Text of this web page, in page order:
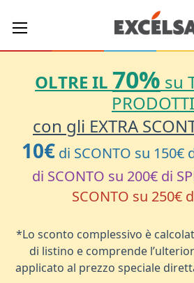
OLTRE IL 70% su
PRODOTTI
con gli EXTRA
10€ di SCONTO su 150€
di SCONTO su 200€ di
SCONTO su 250€
*Lo sconto complessivo è
di listino e comprende
applicato al prezzo speciale